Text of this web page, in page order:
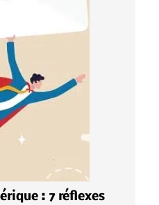
: 7 réflexes